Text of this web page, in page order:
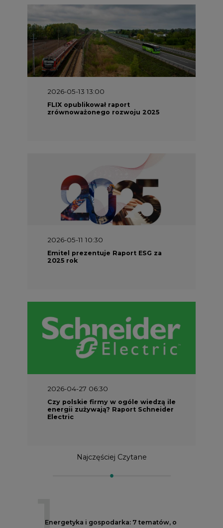
2026-05-13 13:00
FLIX opublikował raport
zrównoważonego rozwoju 2025
2026-05-11 10:30
Emitel prezentuje Raport ESG za
2025 rok
2026-04-27 06:30
Czy polskie firmy w ogóle wiedzą ile
energii zużywają? Raport Schneider
Electric
Najczęściej Czytane
1
Energetyka i gospodarka: 7 tematów, o